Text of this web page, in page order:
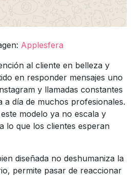
Applesfera
al cliente en belleza y
en responder mensajes uno
y llamadas constantes
a día de muchos profesionales.
modelo ya no escala y
lo que los clientes esperan
diseñada no deshumaniza la
permite pasar de reaccionar